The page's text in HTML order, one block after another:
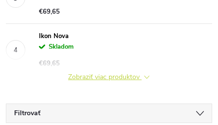
€69,65
Ikon Nova
Skladom
€69,65
Zobraziť viac produktov
Filtrovať